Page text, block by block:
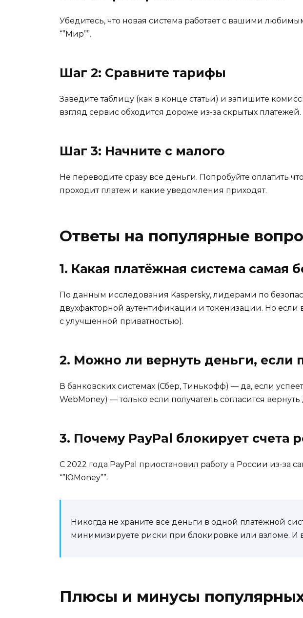
Убедитесь, что новая система работает с вашими
“”Мир””.
Шаг 2: Сравните тарифы
Заведите таблицу (как в конце статьи) и запишите
взгляд сервис обходится дороже из-за скрытых платежей.
Шаг 3: Начните с малого
Не переводите сразу все деньги. Попробуйте оплатить
проходит платеж и какие уведомления приходят.
Ответы на популярные
1. Какая платёжная система самая
По данным исследования Kaspersky, лидерами по
двухфакторной аутентификации и токенизации. Но
с улучшенной приватностью).
2. Можно ли вернуть деньги, если
В банковских системах (Сбер, Тинькофф) — да, если
WebMoney) — только если получатель согласится
3. Почему PayPal блокирует счета
С 2022 года PayPal приостановил работу в России из-за
“”ЮMoney””.
Никогда не храните все деньги в одной платёжной
минимизируете риски при блокировке или взломе. И
Плюсы и минусы